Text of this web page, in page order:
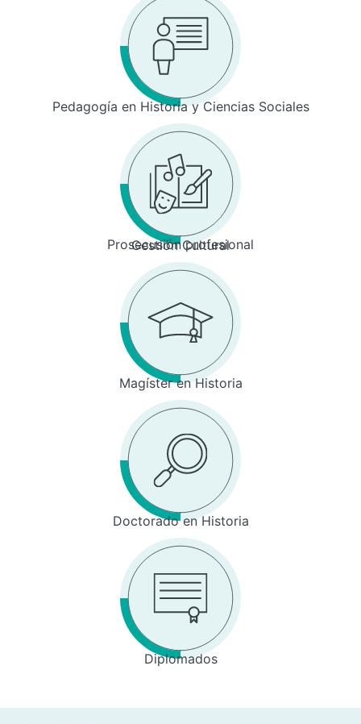
Pedagogía en Historia y Ciencias Sociales
Prosecusión profesional
Gestión Cultural
Magíster en Historia
Doctorado en Historia
Diplomados